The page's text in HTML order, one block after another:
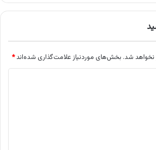
نخواهد شد. بخش‌های موردنیاز علامت‌گذاری شده‌اند*